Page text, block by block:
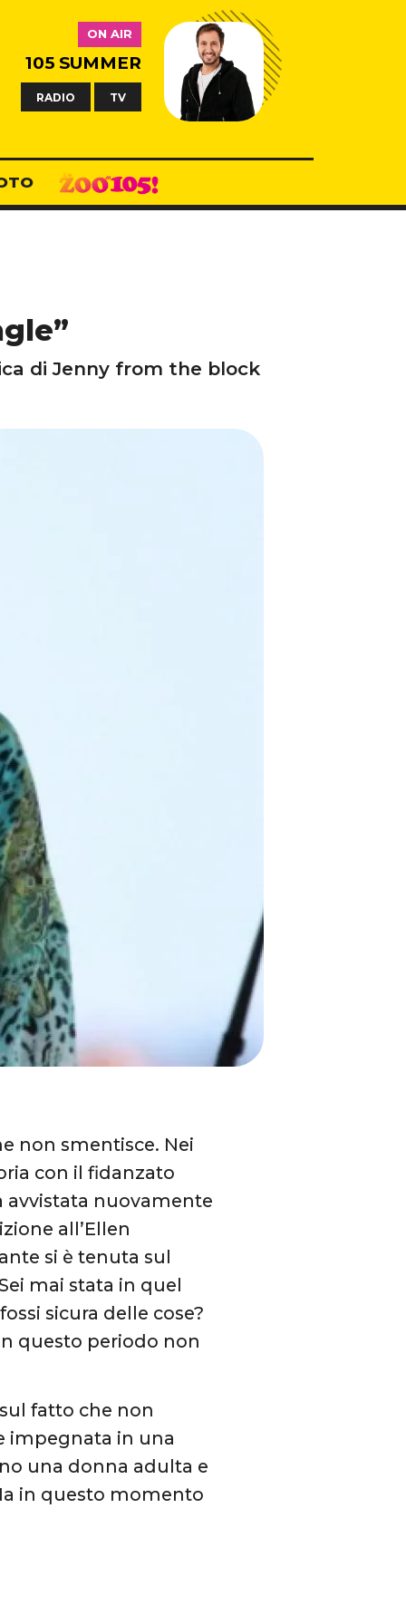
ON AIR
105 SUMMER
RADIO TV
di Jenny from the block
non smentisce. Nei
con il fidanzato
avvistata nuovamente
all’Ellen
si è tenuta sul
mai stata in quel
sicura delle cose?
questo periodo non
fatto che non
impegnata in una
una donna adulta e
in questo momento